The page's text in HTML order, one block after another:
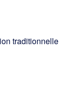
traditionnelle